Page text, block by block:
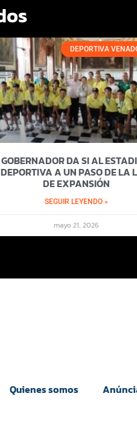
DEPORTIVA
GOBERNADOR DA SI AL
DEPORTIVA A UN PASO DE LA
DE EXPANSIÓN
SEGUIR LEYENDO »
mayo 21, 2026
Quienes somos